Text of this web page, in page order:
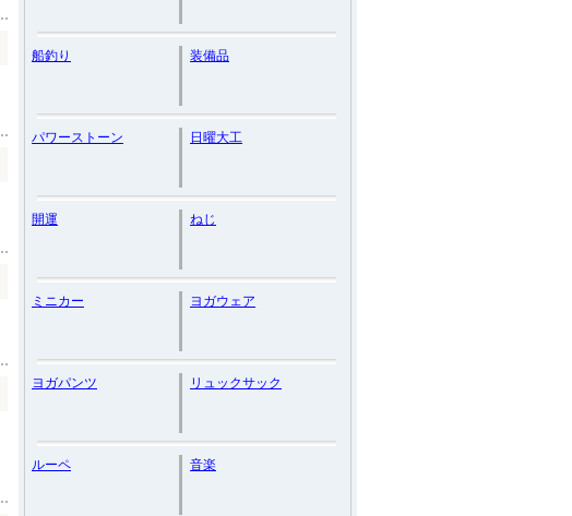
船釣り 装備品
パワーストーン 日曜大工
開運 ねじ
ミニカー ヨガウェア
ヨガパンツ リュックサック
ルーペ 音楽